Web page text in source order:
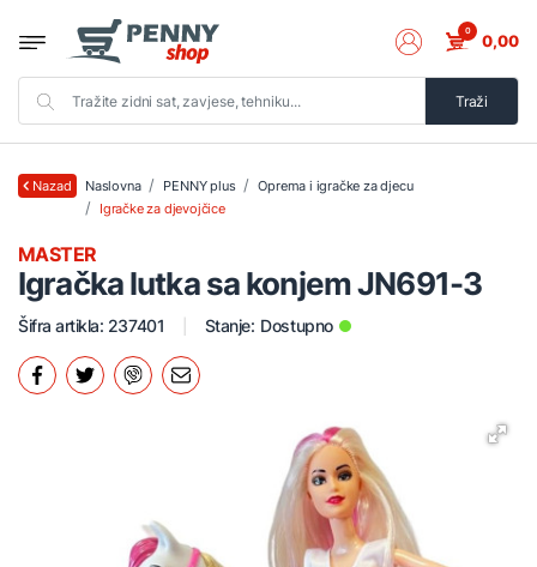
Traži
0 0,00
Nazad Naslovna PENNY plus
Oprema i igračke za djecu
Igračke za djevojčice
Igračka lutka sa konjem JN691-3
MASTER
Šifra artikla: 237401 Stanje: Dostupno